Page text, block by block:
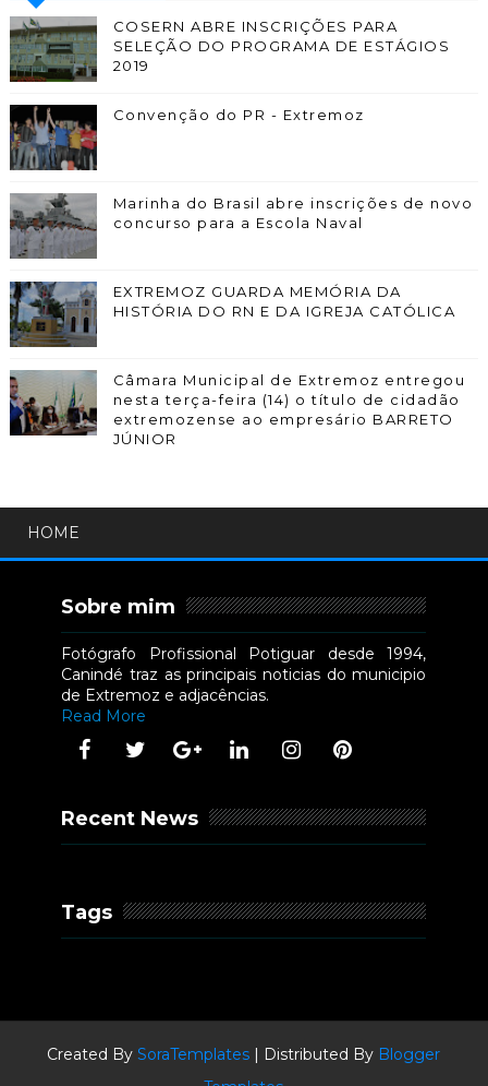
COSERN ABRE INSCRIÇÕES PARA
SELEÇÃO DO PROGRAMA DE ESTÁGIOS
2019
Convenção do PR - Extremoz
Marinha do Brasil abre inscrições de novo
concurso para a Escola Naval
EXTREMOZ GUARDA MEMÓRIA DA
HISTÓRIA DO RN E DA IGREJA CATÓLICA
Câmara Municipal de Extremoz entregou
nesta terça-feira (14) o título de cidadão
extremozense ao empresário BARRETO
JÚNIOR
HOME
Sobre mim
Fotógrafo Profissional Potiguar desde 1994,
Canindé traz as principais noticias do municipio
de Extremoz e adjacências.
Read More
Recent News
Tags
Created BySoraTemplates | Distributed By Blogger